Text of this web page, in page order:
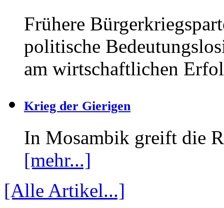
Frühere
politische
am wirtschaftlichen
Krieg der Gierigen
In Mosambik greift die
[mehr...]
[Alle Artikel...]